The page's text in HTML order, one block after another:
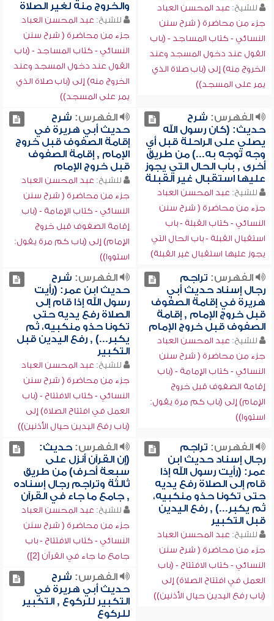
للشيخ: عبد المحسن العباد
جزء من محاضرة ( شرح سنن
النسائي - كتاب المساجد - (باب
القول عند دخول المسجد وعند
الخروج منه) إلى (باب صلاة الذي
يمر على المسجد))
والخروج منه لغير الصلاة
للشيخ: عبد المحسن العباد
جزء من محاضرة ( شرح سنن
النسائي - كتاب المساجد - (باب
القول عند دخول المسجد وعند
الخروج منه) إلى (باب صلاة الذي
يمر على المسجد))
الفهرس: شرح
حديث: (كان رسول الله
يصلي على الراحلة قبل أي
وجه توجه به...) من طريق
أخرى , باب الحال التي يجوز
عليها استقبال غير القبلة
للشيخ: عبد المحسن العباد
جزء من محاضرة ( شرح سنن
النسائي - كتاب القبلة - باب
استقبال القبلة - باب الحال التي
يجوز عليها استقبال غير القبلة)
الفهرس: شرح
حديث أبي هريرة في
إقامة الصفوف قبل خروج
الإمام , إقامة الصفوف
قبل خروج الإمام
للشيخ: عبد المحسن العباد
جزء من محاضرة ( شرح سنن
النسائي - كتاب الإمامة - (باب
إقامة الصفوف قبل خروج
الإمام) إلى (باب كم مرة يقول:
استووا))
الفهرس: تراجم
رجال إسناد حديث أبي
هريرة في إقامة الصفوف
قبل خروج الإمام , إقامة
الصفوف قبل خروج الإمام
للشيخ: عبد المحسن العباد
جزء من محاضرة ( شرح سنن
النسائي - كتاب الإمامة - (باب
إقامة الصفوف قبل خروج
الإمام) إلى (باب كم مرة يقول:
استووا))
الفهرس: شرح
حديث ابن عمر: (رأيت
رسول الله إذا قام إلى
الصلاة رفع يديه حتى
تكونا حذو منكبيه، ثم
يكبر...) , رفع اليدين قبل
التكبير
للشيخ: عبد المحسن العباد
جزء من محاضرة ( شرح سنن
النسائي - كتاب الافتتاح - (باب
العمل في افتتاح الصلاة) إلى
(باب رفع اليدين حيال الأذنين))
الفهرس: تراجم
رجال إسناد حديث ابن
عمر: (رأيت رسول الله إذا
قام إلى الصلاة رفع يديه
حتى تكونا حذو منكبيه،
ثم يكبر...) , رفع اليدين
قبل التكبير
للشيخ: عبد المحسن العباد
جزء من محاضرة ( شرح سنن
النسائي - كتاب الافتتاح - (باب
العمل في افتتاح الصلاة) إلى
(باب رفع اليدين حيال الأذنين))
الفهرس:حديث:
(إن القرآن أنزل على
سبعة أحرف) من طريق
ثالثة وتراجم رجال إسناده
, جامع ما جاء في القرآن
للشيخ: عبد المحسن العباد
جزء من محاضرة ( شرح سنن
النسائي - كتاب الافتتاح - باب
جامع ما جاء في القرآن [2])
الفهرس: شرح
حديث أبي هريرة في
التكبير للركوع , التكبير
للركوع